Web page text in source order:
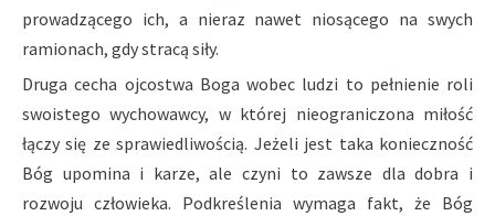
prowadzącego ich, a nieraz nawet niosącego na swych
ramionach, gdy stracą siły.
Druga cecha ojcostwa Boga wobec ludzi to pełnienie roli
swoistego wychowawcy, w której nieograniczona miłość
łączy się ze sprawiedliwością. Jeżeli jest taka konieczność
Bóg upomina i karze, ale czyni to zawsze dla dobra i
rozwoju człowieka. Podkreślenia wymaga fakt, że Bóg